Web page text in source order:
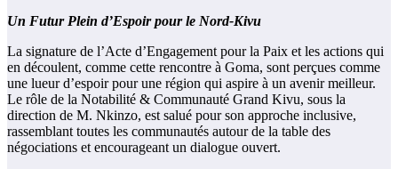
Un Futur Plein d’Espoir pour le Nord-Kivu
La signature de l’Acte d’Engagement pour la Paix et les actions qui
en découlent, comme cette rencontre à Goma, sont perçues comme
une lueur d’espoir pour une région qui aspire à un avenir meilleur.
Le rôle de la Notabilité & Communauté Grand Kivu, sous la
direction de M. Nkinzo, est salué pour son approche inclusive,
rassemblant toutes les communautés autour de la table des
négociations et encourageant un dialogue ouvert.